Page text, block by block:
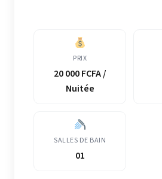
PRIX
20 000 FCFA /
Nuitée
SALLES DE BAIN
01